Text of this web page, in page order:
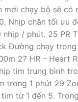
mới chạy bộ sẽ có
Nhịp chân tối ưu
/ phút. 25 PR
Đường chạy trong
27 HR – Heart
tim trung bình
trong 1 phút 29
từ 1 đến 5.